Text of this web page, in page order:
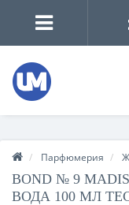
Парфюмерия
BOND № 9
ВОДА 100 МЛ